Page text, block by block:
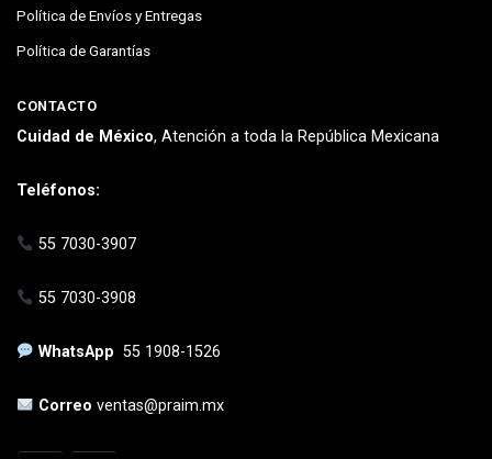
Política de Envíos y Entregas
Política de Garantías
CONTACTO
Cuidad de México, Atención a toda la República Mexicana
Teléfonos:
55 7030-3907
55 7030-3908
WhatsApp55 1908-1526
Correoventas@praim.mx